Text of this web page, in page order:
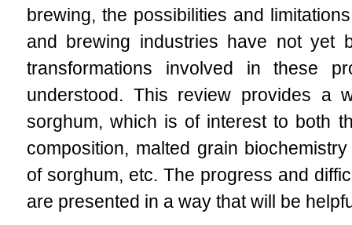
brewing, the possibilities and
and brewing industries have not yet
transformations involved in these
understood. This review provides a
sorghum, which is of interest to both
composition, malted grain
of sorghum, etc. The progress and
are presented in a way that will be